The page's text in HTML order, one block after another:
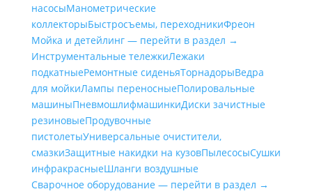
насосыМанометрические
коллекторыБыстросъемы, переходникиФреон
Мойка и детейлинг — перейти в раздел →
Инструментальные тележкиЛежаки
подкатныеРемонтные сиденьяТорнадорыВедра
для мойкиЛампы переносныеПолировальные
машиныПневмошлифмашинкиДиски зачистные
резиновыеПродувочные
пистолетыУниверсальные очистители,
смазкиЗащитные накидки на кузовПылесосыСушки
инфракрасныеШланги воздушные
Сварочное оборудование — перейти в раздел →